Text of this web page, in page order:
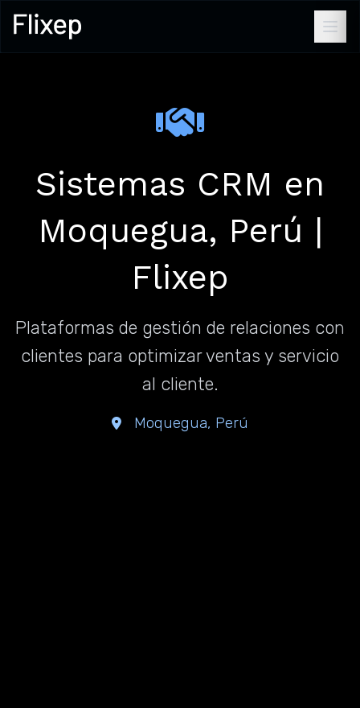
Sistemas CRM en
Moquegua, Perú |
Flixep
Plataformas de gestión de relaciones con
clientes para optimizar ventas y servicio
al cliente.
Moquegua, Perú